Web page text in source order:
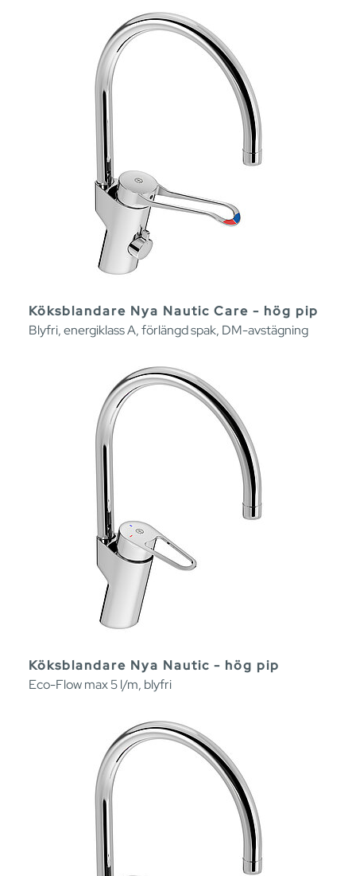
Köksblandare Nya Nautic Care - hög pip
Blyfri, energiklass A, förlängd spak, DM-avstägning
Köksblandare Nya Nautic - hög pip
Eco-Flow max 5 l/m, blyfri